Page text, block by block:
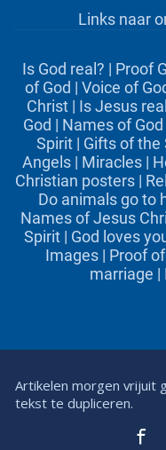
Links naar
Is God real? | Proof
of God | Voice of
Christ| Is Jesus real
God | Names of God
Spirit | Gifts of the
Angels| Miracles|
Christian posters|
Do animals go to
Names of Jesus
Spirit| God loves
Images| Proof
marriage |
Artikelen morgen vrijuit
tekst te dupliceren.